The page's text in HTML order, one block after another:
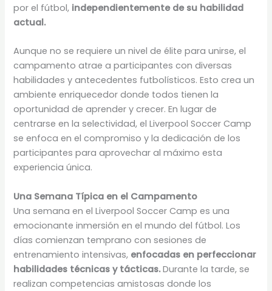
por el fútbol, independientemente de su habilidad
actual.
Aunque no se requiere un nivel de élite para unirse, el
campamento atrae a participantes con diversas
habilidades y antecedentes futbolísticos. Esto crea un
ambiente enriquecedor donde todos tienen la
oportunidad de aprender y crecer. En lugar de
centrarse en la selectividad, el Liverpool Soccer Camp
se enfoca en el compromiso y la dedicación de los
participantes para aprovechar al máximo esta
experiencia única.
Una Semana Típica en el Campamento
Una semana en el Liverpool Soccer Camp es una
emocionante inmersión en el mundo del fútbol. Los
días comienzan temprano con sesiones de
entrenamiento intensivas, enfocadas en perfeccionar
habilidades técnicas y tácticas.Durante la tarde, se
realizan competencias amistosas donde los